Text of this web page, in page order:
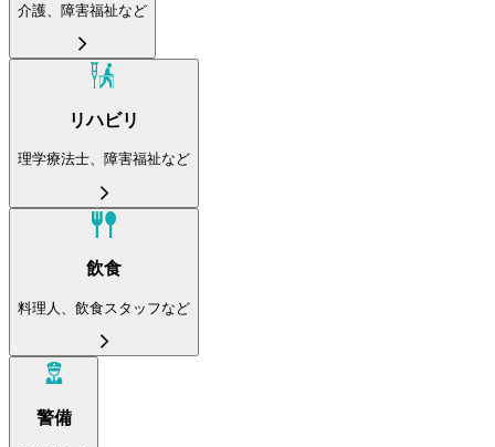
介護、障害福祉など
リハビリ
理学療法士、障害福祉など
飲食
料理人、飲食スタッフなど
警備